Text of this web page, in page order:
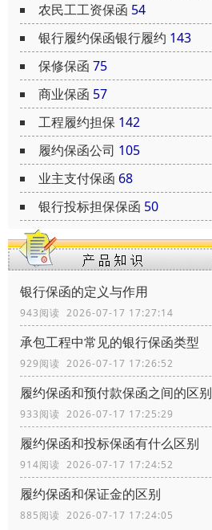
农民工工资保函 54
银行履约保函银行履约 143
保修保函 75
商业保函 57
工程履约担保 142
履约保函公司 105
业主支付保函 68
银行投标担保保函 50
银行保函的定义与作用
943阅读 2026-07-17 17:27:14
承包工程中常见的银行保函类型
929阅读 2026-07-17 17:26:52
履约保函和预付款保函之间的区别
933阅读 2026-07-17 17:25:29
履约保函和投标保函有什么区别
914阅读 2026-07-17 17:24:52
履约保函和保证金的区别
885阅读 2026-07-17 17:24:05